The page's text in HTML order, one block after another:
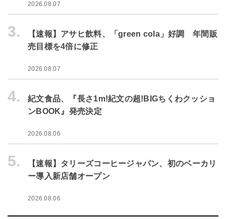
2026.08.07
3.
【速報】アサヒ飲料、「green cola」好調 年間販
売目標を4倍に修正
2026.08.07
4.
紀文食品、『長さ1m!紀文の超!BIGちくわクッショ
ンBOOK』発売決定
2026.08.06
5.
【速報】タリーズコーヒージャパン、初のベーカリ
ー導入新店舗オープン
2026.08.06